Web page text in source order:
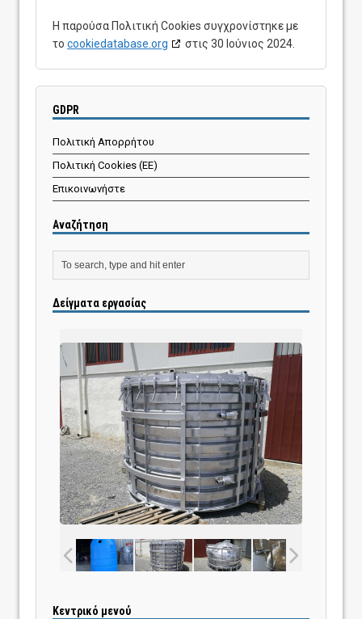
Η παρούσα Πολιτική Cookies συγχρονίστηκε με
το cookiedatabase.org στις 30 Ιούνιος 2024.
GDPR
Πολιτική Απορρήτου
Πολιτική Cookies (ΕΕ)
Επικοινωνήστε
Αναζήτηση
Δείγματα εργασίας
Κεντρικό μενού